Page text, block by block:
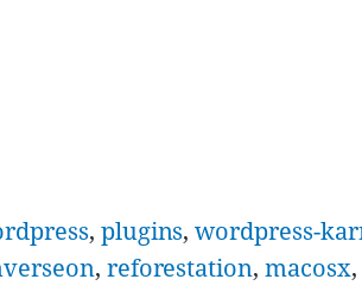
, plugins,wordpress-
, reforestation, macosx,